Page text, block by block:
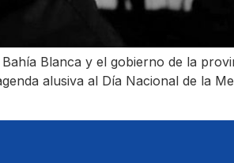
Blanca y el gobierno de la
alusiva al Día Nacional de la